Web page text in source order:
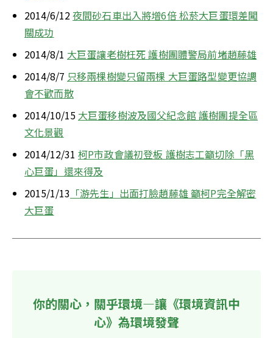
2014/6/12 夜間砂石車出入將增6倍 松菸大巨蛋環差闖
關成功
2014/8/1 大巨蛋讓老樹枉死 護樹團體警局前堵趙藤雄
2014/8/7 只移兩棵樹變只留兩棵 大巨蛋路型變​更協調
會不歡而散
2014/10/15 大巨蛋移樹波及國父紀念館 護樹團提全區
文化景觀
2014/12/31 柯P市政會議初登板 護樹志工籲切除「黑
心巨蛋」還來得及
2015/1/13 「游先生」出面打臉趙藤雄 籲柯P完全解密
大巨蛋
你的關心，關乎環境—讓《環境資訊中
心》為環境發聲